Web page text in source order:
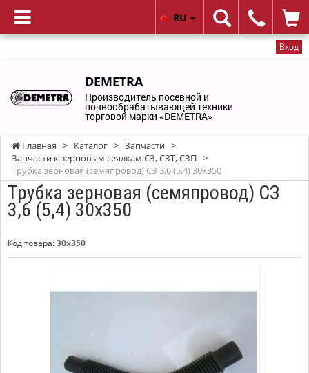
Вход
RU
DEMETRA
Производитель посевной и
почвообрабатывающей техники
торговой марки «DEMETRA»
Главная > Каталог > Запчасти >
Запчасти к зерновым сеялкам СЗ, СЗТ, СЗП >
Трубка зерновая (семяпровод) СЗ 3,6 (5,4) 30х350
Трубка зерновая (семяпровод) СЗ
3,6 (5,4) 30х350
Код товара:30х350